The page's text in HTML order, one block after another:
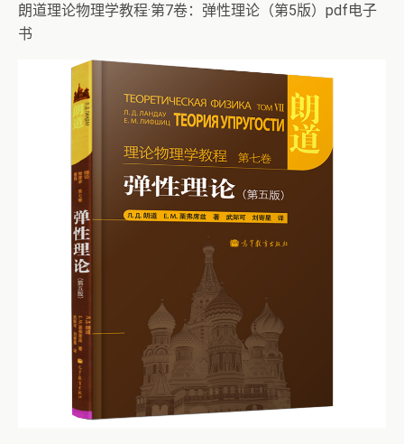
朗道理论物理学教程·第7卷：弹性理论（第5版）pdf电子
书